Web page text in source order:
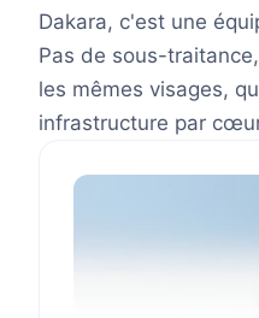
Dakara, c'est une
Pas de sous-
les mêmes visages,
infrastructure par